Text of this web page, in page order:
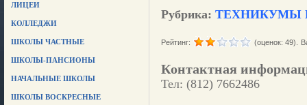
ЛИЦЕИ
КОЛЛЕДЖИ
ШКОЛЫ ЧАСТНЫЕ
ШКОЛЫ-ПАНСИОНЫ
НАЧАЛЬНЫЕ ШКОЛЫ
ШКОЛЫ ВОСКРЕСНЫЕ
Рубрика: ТЕХНИКУМЫ
Рейтинг: (оценок: 49).
Контактная
Тел: (812) 7662486